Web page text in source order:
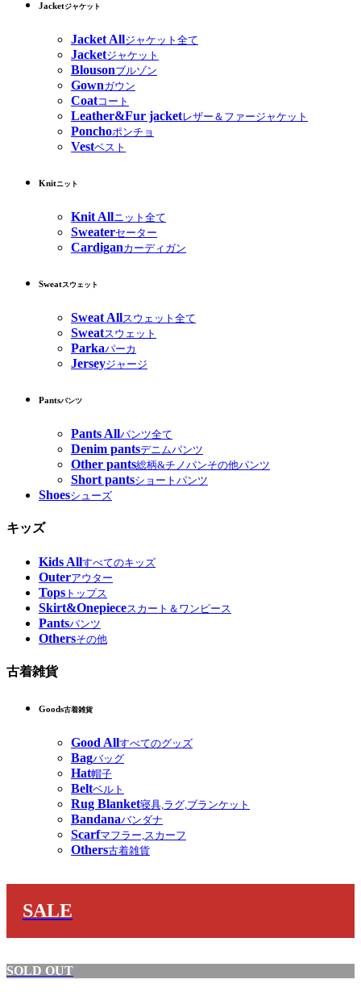
Jacketジャケット
Jacket Allジャケット全て
Jacketジャケット
Blousonブルゾン
Gownガウン
Coatコート
Leather&Fur jacketレザー＆ファージャケット
Ponchoポンチョ
Vestベスト
Knitニット
Knit Allニット全て
Sweaterセーター
Cardiganカーディガン
Sweatスウェット
Sweat Allスウェット全て
Sweatスウェット
Parkaパーカ
Jerseyジャージ
Pantsパンツ
Pants Allパンツ全て
Denim pantsデニムパンツ
Other pants総柄&チノパンその他パンツ
Short pantsショートパンツ
Shoesシューズ
キッズ
Kids Allすべてのキッズ
Outerアウター
Tops トップス
Skirt&Onepieceスカート＆ワンピース
Pantsパンツ
Othersその他
古着雑貨
Goods古着雑貨
Good Allすべてのグッズ
Bagバッグ
Hat帽子
Beltベルト
Rug Blanket寝具,ラグ,ブランケット
Bandanaバンダナ
Scarfマフラー,スカーフ
Others古着雑貨
SALE
SOLD OUT